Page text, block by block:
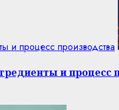
и процесс производства
и процесс